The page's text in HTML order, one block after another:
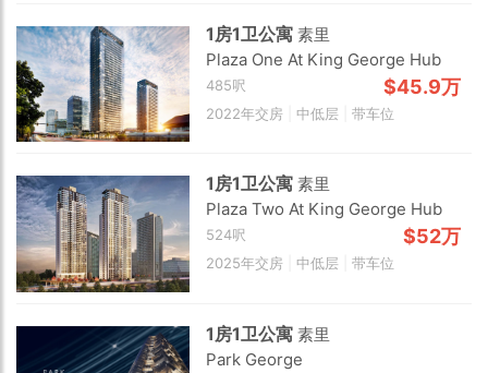
1房1卫公寓素里
Plaza One At King George Hub
485呎 $45.9万
2022年交房 中低层 带车位
1房1卫公寓素里
Plaza Two At King George Hub
524呎 $52万
2025年交房 中低层 带车位
1房1卫公寓素里
Park George